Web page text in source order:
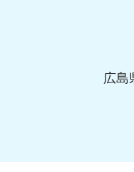
広島